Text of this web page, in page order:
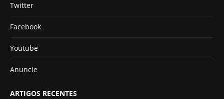
Twitter
Facebook
Youtube
Anuncie
ARTIGOS RECENTES